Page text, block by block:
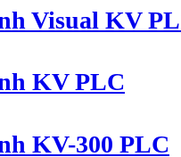
Visual KV
KV PLC
KV-300 PLC